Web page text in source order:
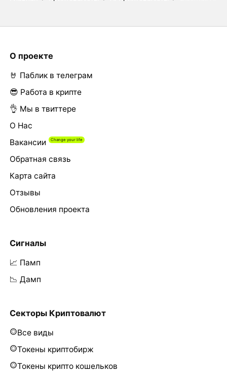
О проекте
🤘 Паблик в телеграм
😎 Работа в крипте
👌 Мы в твиттере
О Нас
Вакансии
Обратная связь
Карта сайта
Отзывы
Обновления проекта
Сигналы
📈 Памп
📉 Дамп
Секторы Криптовалют
Все виды
Токены криптобирж
Токены крипто кошельков